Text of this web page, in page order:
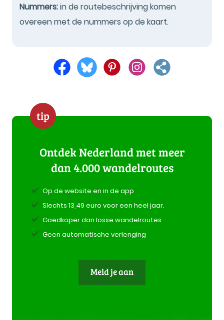
Nummers:in de routebeschrijving komen
overeen met de nummers op de kaart.
tip
Ontdek Nederland met meer
dan 4.000 wandelroutes
Op de website en in de app
Slechts 13,49 euro voor een heel jaar.
Goedkoper dan losse wandelroutes
Geen automatische verlenging
Meld je aan